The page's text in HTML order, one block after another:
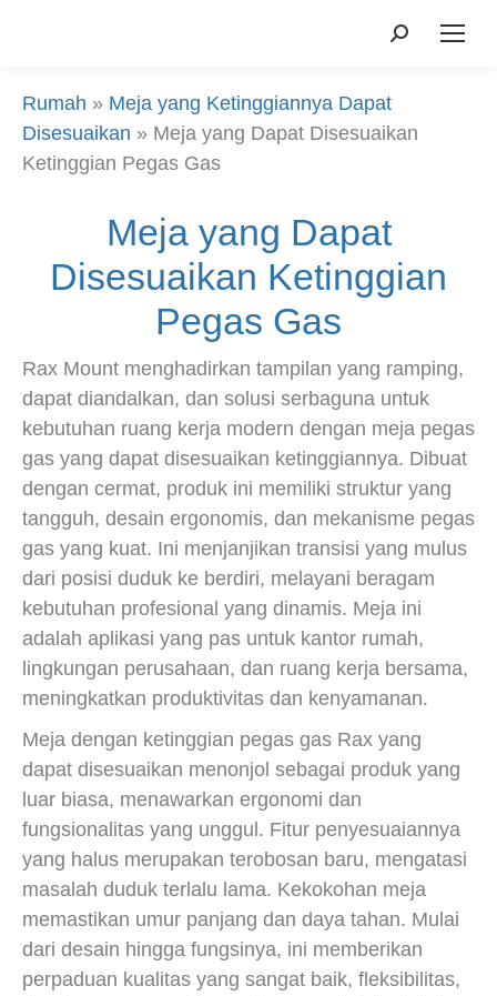
Mencari:
Rumah » Meja yang Ketinggiannya Dapat
Disesuaikan » Meja yang Dapat Disesuaikan
Ketinggian Pegas Gas
Meja yang Dapat
Disesuaikan Ketinggian
Pegas Gas
Rax Mount menghadirkan tampilan yang ramping,
dapat diandalkan, dan solusi serbaguna untuk
kebutuhan ruang kerja modern dengan meja pegas
gas yang dapat disesuaikan ketinggiannya. Dibuat
dengan cermat, produk ini memiliki struktur yang
tangguh, desain ergonomis, dan mekanisme pegas
gas yang kuat. Ini menjanjikan transisi yang mulus
dari posisi duduk ke berdiri, melayani beragam
kebutuhan profesional yang dinamis. Meja ini
adalah aplikasi yang pas untuk kantor rumah,
lingkungan perusahaan, dan ruang kerja bersama,
meningkatkan produktivitas dan kenyamanan.
Meja dengan ketinggian pegas gas Rax yang
dapat disesuaikan menonjol sebagai produk yang
luar biasa, menawarkan ergonomi dan
fungsionalitas yang unggul. Fitur penyesuaiannya
yang halus merupakan terobosan baru, mengatasi
masalah duduk terlalu lama. Kekokohan meja
memastikan umur panjang dan daya tahan. Mulai
dari desain hingga fungsinya, ini memberikan
perpaduan kualitas yang sangat baik, fleksibilitas,